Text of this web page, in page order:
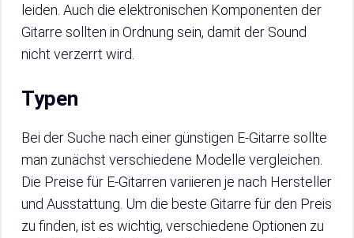
leiden. Auch die elektronischen Komponenten der
Gitarre sollten in Ordnung sein, damit der Sound
nicht verzerrt wird.
Typen
Bei der Suche nach einer günstigen E-Gitarre sollte
man zunächst verschiedene Modelle vergleichen.
Die Preise für E-Gitarren variieren je nach Hersteller
und Ausstattung. Um die beste Gitarre für den Preis
zu finden, ist es wichtig, verschiedene Optionen zu